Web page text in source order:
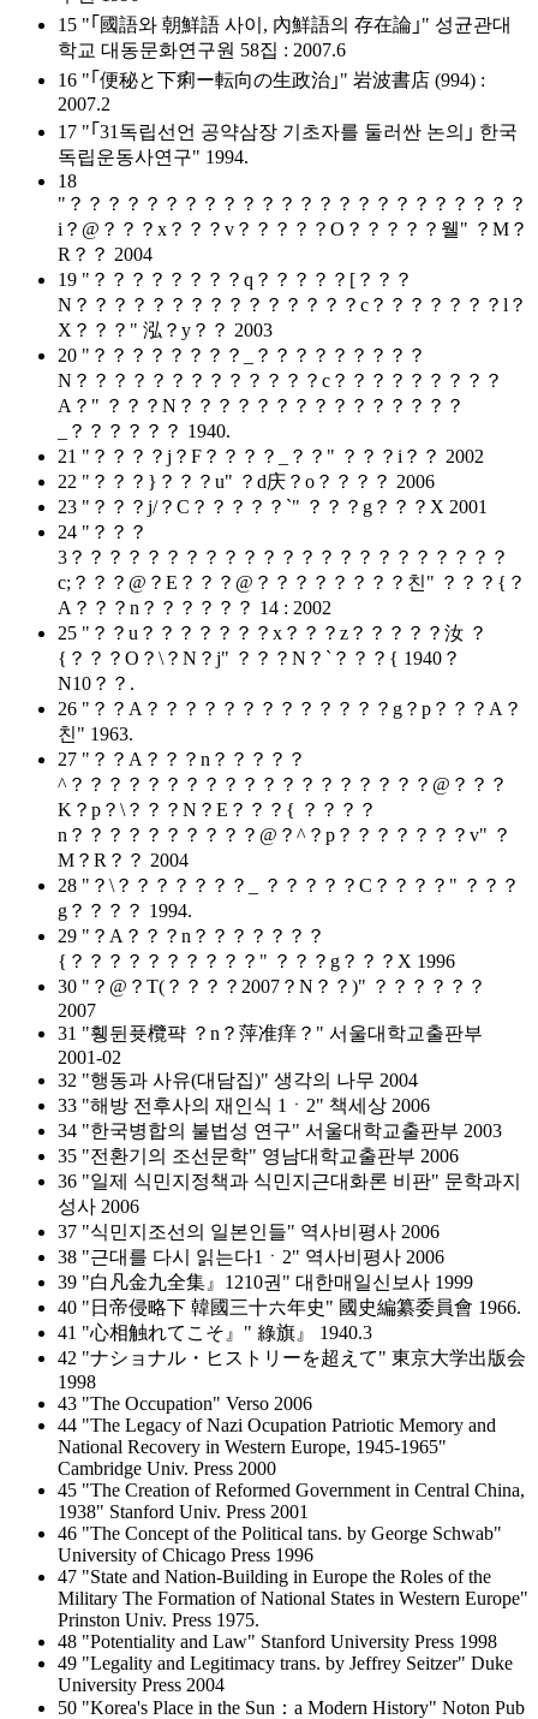
15 "｢國語와 朝鮮語 사이, 內鮮語의 存在論｣" 성균관대
학교 대동문화연구원 58집 : 2007.6
16 "｢便秘と下痢ー転向の生政治｣" 岩波書店 (994) :
2007.2
17 "｢31독립선언 공약삼장 기초자를 둘러싼 논의｣ 한국
독립운동사연구" 1994.
18
"？？？？？？？？？？？？？？？？？？？？？？？？
i？@？？？x？？？v？？？？？O？？？？？웰" ？M？
R？？ 2004
19 "？？？？？？？？q？？？？？[？？？
N？？？？？？？？？？？？？？？c？？？？？？？l？
X？？？" 泓？y？？ 2003
20 "？？？？？？？？_？？？？？？？？？
N？？？？？？？？？？？？？c？？？？？？？？？
A？" ？？？N？？？？？？？？？？？？？？？
_？？？？？？ 1940.
21 "？？？？j？F？？？？_？？" ？？？i？？ 2002
22 "？？？}？？？u" ？d庆？o？？？？ 2006
23 "？？？j/？C？？？？？`" ？？？g？？？X 2001
24 "？？？
3？？？？？？？？？？？？？？？？？？？？？？？
c;？？？@？E？？？@？？？？？？？？친" ？？？{？
A？？？n？？？？？？ 14 : 2002
25 "？？u？？？？？？？x？？？z？？？？？汝 ？
{？？？O？\？N？j" ？？？N？`？？？{ 1940？
N10？？.
26 "？？A？？？？？？？？？？？？？g？p？？？A？
친" 1963.
27 "？？A？？？n？？？？？
^？？？？？？？？？？？？？？？？？？？@？？？
K？p？\？？？N？E？？？{ ？？？？
n？？？？？？？？？？@？^？p？？？？？？？v" ？
M？R？？ 2004
28 "？\？？？？？？？_ ？？？？？C？？？？" ？？？
g？？？？ 1994.
29 "？A？？？n？？？？？？？
{？？？？？？？？？？" ？？？g？？？X 1996
30 "？@？T(？？？？2007？N？？)" ？？？？？？
2007
31 "휑뒨퓻欖퍅 ？n？萍准痒？" 서울대학교출판부
2001-02
32 "행동과 사유(대담집)" 생각의 나무 2004
33 "해방 전후사의 재인식 1ㆍ2" 책세상 2006
34 "한국병합의 불법성 연구" 서울대학교출판부 2003
35 "전환기의 조선문학" 영남대학교출판부 2006
36 "일제 식민지정책과 식민지근대화론 비판" 문학과지
성사 2006
37 "식민지조선의 일본인들" 역사비평사 2006
38 "근대를 다시 읽는다1ㆍ2" 역사비평사 2006
39 "白凡金九全集』1210권" 대한매일신보사 1999
40 "日帝侵略下 韓國三十六年史" 國史編纂委員會 1966.
41 "心相触れてこそ』" 綠旗』 1940.3
42 "ナショナル・ヒストリーを超えて" 東京大学出版会
1998
43 "The Occupation" Verso 2006
44 "The Legacy of Nazi Ocupation Patriotic Memory and
National Recovery in Western Europe, 1945-1965"
Cambridge Univ. Press 2000
45 "The Creation of Reformed Government in Central China,
1938" Stanford Univ. Press 2001
46 "The Concept of the Political tans. by George Schwab"
University of Chicago Press 1996
47 "State and Nation-Building in Europe the Roles of the
Military The Formation of National States in Western Europe"
Prinston Univ. Press 1975.
48 "Potentiality and Law" Stanford University Press 1998
49 "Legality and Legitimacy trans. by Jeffrey Seitzer" Duke
University Press 2004
50 "Korea's Place in the Sun：a Modern History" Noton Pub